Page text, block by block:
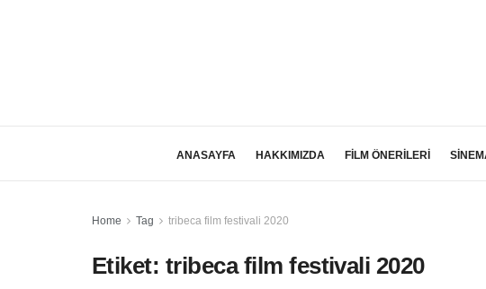
ANASAYFA HAKKIMIZDA FİLM ÖNERİLERİ
Home Tag tribeca film festivali 2020
Etiket: tribeca film festivali 2020